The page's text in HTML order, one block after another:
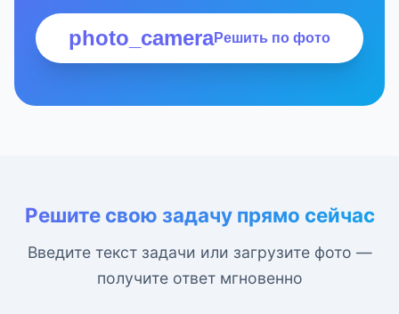
photo_cameraРешить по фото
Решите свою задачу прямо сейчас
Введите текст задачи или загрузите фото —
получите ответ мгновенно